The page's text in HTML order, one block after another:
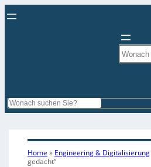
Search
Search
Home » Engineering & Digitalisierung
gedacht“